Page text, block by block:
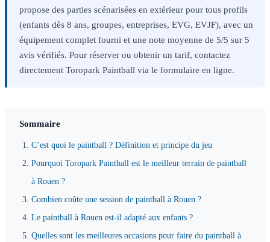
propose des parties scénarisées en extérieur pour tous profils
(enfants dès 8 ans, groupes, entreprises, EVG, EVJF), avec un
équipement complet fourni et une note moyenne de 5/5 sur 5
avis vérifiés. Pour réserver ou obtenir un tarif, contactez
directement Toropark Paintball via le formulaire en ligne.
Sommaire
C’est quoi le paintball ? Définition et principe du jeu
Pourquoi Toropark Paintball est le meilleur terrain de paintball
à Rouen ?
Combien coûte une session de paintball à Rouen ?
Le paintball à Rouen est-il adapté aux enfants ?
Quelles sont les meilleures occasions pour faire du paintball à